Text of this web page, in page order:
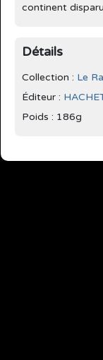
continent
Détails
Collection : Le
Éditeur :
Poids : 186g